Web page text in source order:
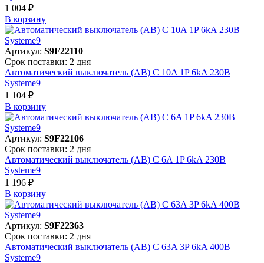
1 004 ₽
В корзинy
Артикул: S9F22110
Срок поставки: 2 дня
Автоматический выключатель (АВ) C 10A 1P 6kA 230В
Systeme9
1 104 ₽
В корзинy
Артикул: S9F22106
Срок поставки: 2 дня
Автоматический выключатель (АВ) C 6A 1P 6kA 230В
Systeme9
1 196 ₽
В корзинy
Артикул: S9F22363
Срок поставки: 2 дня
Автоматический выключатель (АВ) C 63A 3P 6kA 400В
Systeme9